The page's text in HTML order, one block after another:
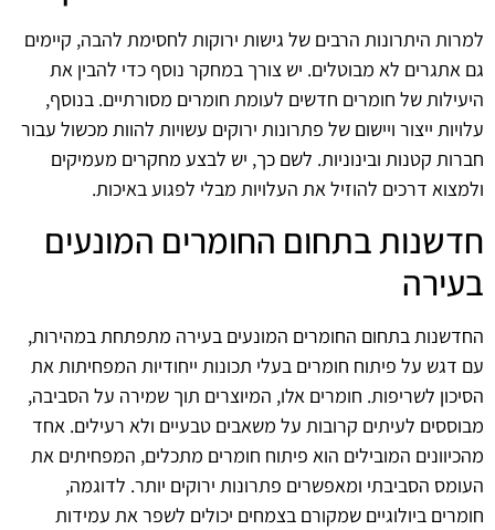
למרות היתרונות הרבים של גישות ירוקות לחסימת להבה, קיימים
גם אתגרים לא מבוטלים. יש צורך במחקר נוסף כדי להבין את
היעילות של חומרים חדשים לעומת חומרים מסורתיים. בנוסף,
עלויות ייצור ויישום של פתרונות ירוקים עשויות להוות מכשול עבור
חברות קטנות ובינוניות. לשם כך, יש לבצע מחקרים מעמיקים
ולמצוא דרכים להוזיל את העלויות מבלי לפגוע באיכות.
חדשנות בתחום החומרים המונעים
בעירה
החדשנות בתחום החומרים המונעים בעירה מתפתחת במהירות,
עם דגש על פיתוח חומרים בעלי תכונות ייחודיות המפחיתות את
הסיכון לשריפות. חומרים אלו, המיוצרים תוך שמירה על הסביבה,
מבוססים לעיתים קרובות על משאבים טבעיים ולא רעילים. אחד
מהכיוונים המובילים הוא פיתוח חומרים מתכלים, המפחיתים את
העומס הסביבתי ומאפשרים פתרונות ירוקים יותר. לדוגמה,
חומרים ביולוגיים שמקורם בצמחים יכולים לשפר את עמידות